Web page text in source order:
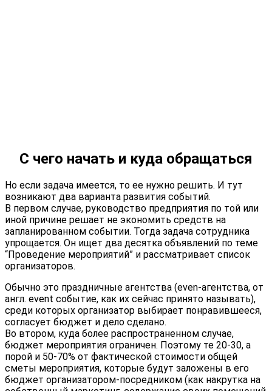
С чего начать и куда обращаться
Но если задача имеется, то ее нужно решить. И тут
возникают два варианта развития событий.
В первом случае, руководство предприятия по той или
иной причине решает не экономить средств на
запланированном событии. Тогда задача сотрудника
упрощается. Он ищет два десятка объявлений по теме
“Проведение мероприятий” и рассматривает список
организаторов.
Обычно это праздничные агентства (even-агентства, от
англ. event событие, как их сейчас принято называть),
среди которых организатор выбирает понравившееся,
согласует бюджет и дело сделано.
Во втором, куда более распространенном случае,
бюджет мероприятия ограничен. Поэтому те 20-30, а
порой и 50-70% от фактической стоимости общей
сметы мероприятия, которые будут заложены в его
бюджет организатором-посредником (как накрутка на